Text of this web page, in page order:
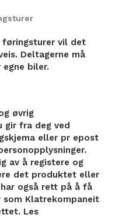
føringsturer vil det
Deltagerne må
biler.
øvrig
gir fra deg ved
eller pr epost
av å registere og
det produktet eller
også rett på å få
som Klatrekompaneit
Les